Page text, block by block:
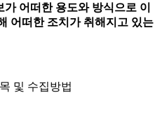
어떠한 용도와 방식으로 이
어떠한 조치가 취해지고 있는
및 수집방법